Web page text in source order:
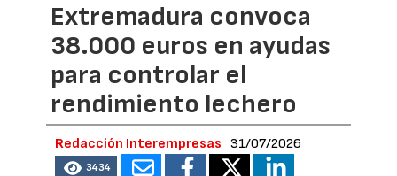
Extremadura convoca
38.000 euros en ayudas
para controlar el
rendimiento lechero
Redacción Interempresas 31/07/2026
3434